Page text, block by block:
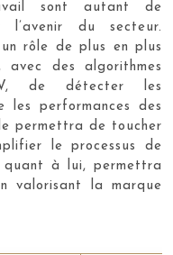
sont autant de
l’avenir du secteur.
rôle de plus en plus
avec des algorithmes
de détecter les
les performances des
permettra de toucher
le processus de
quant à lui, permettra
valorisant la marque